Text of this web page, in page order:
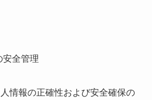
安全管理
情報の正確性および安全確保の